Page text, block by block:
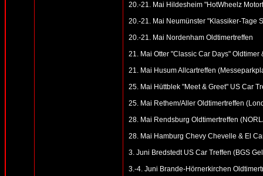
20.-21. Mai Hildesheim "HotWheelz
20.-21. Mai Neumünster "Klassiker-Tage
20.-21. Mai Nordenham Oldtimertreffen
21. Mai Otter "Classic Car Days"
21. Mai Husum Allcartreffen
25. Mai Hüttblek "Meet & Greet" US Car
25. Mai Rethem/Aller Oldtimertreffen
28. Mai Rendsburg Oldtimertreffen
28. Mai Hamburg Chevy Chevelle & El
3. Juni Bredstedt US Car Treffen (BGS
3.-4. Juni Brande-Hörnerkirchen